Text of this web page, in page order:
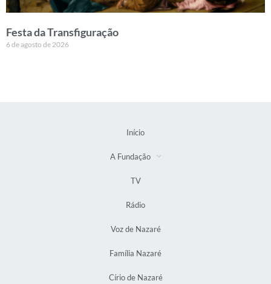
Festa da Transfiguração
6 de agosto de 2026
Início
A Fundação
TV
Rádio
Voz de Nazaré
Família Nazaré
Círio de Nazaré